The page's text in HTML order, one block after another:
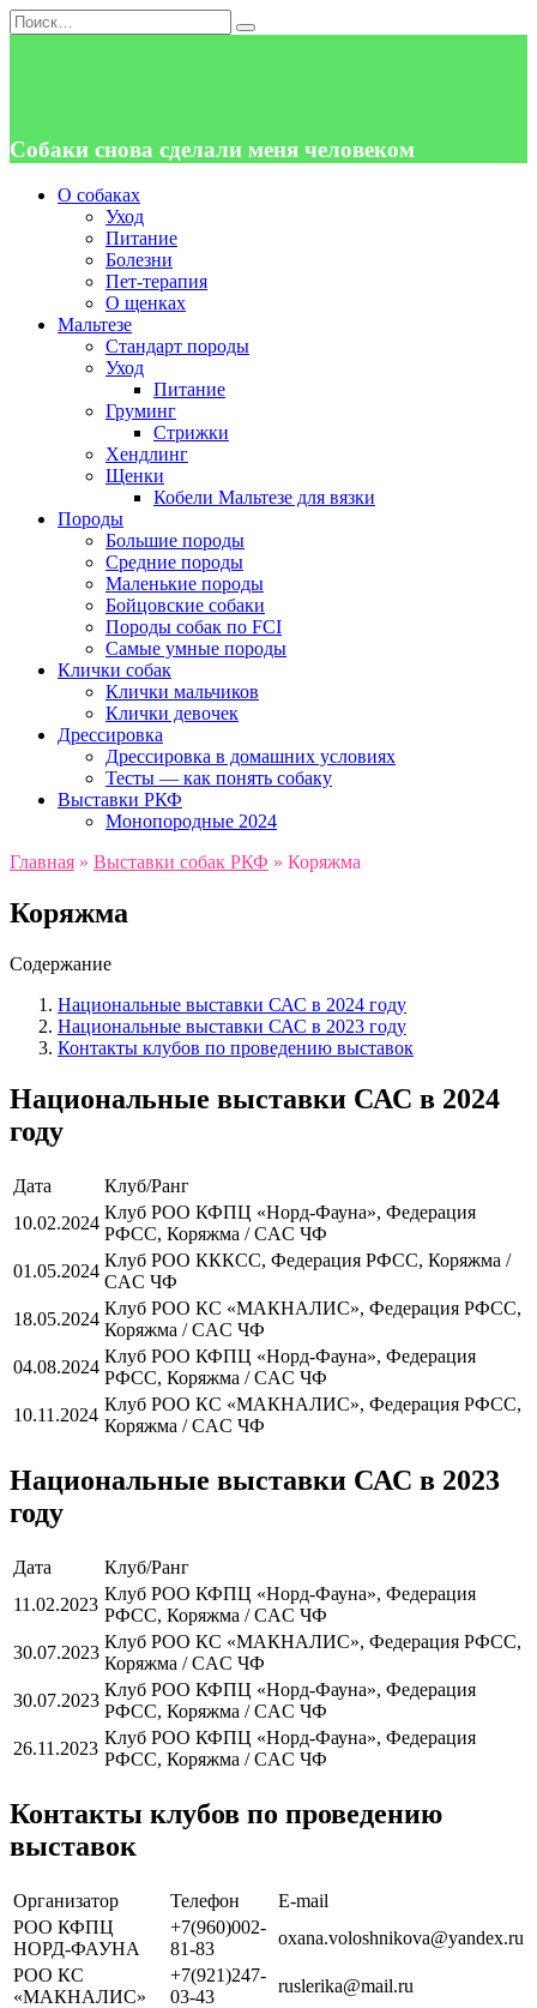
Перейти
к
Search
for:
Собаки снова сделали меня человеком
О собаках
Уход
Питание
Болезни
Пет-терапия
О щенках
Мальтезе
Стандарт породы
Уход
Питание
Груминг
Стрижки
Хендлинг
Щенки
Кобели Мальтезе для вязки
Породы
Большие породы
Средние породы
Маленькие породы
Бойцовские собаки
Породы собак по FCI
Самые умные породы
Клички собак
Клички мальчиков
Клички девочек
Дрессировка
Дрессировка в домашних условиях
Тесты — как понять собаку
Выставки РКФ
Монопородные 2024
Главная » Выставки собак РКФ » Коряжма
Коряжма
Содержание
Национальные выставки САС в 2024 году
Национальные выставки САС в 2023 году
Контакты клубов по проведению выставок
Национальные выставки САС в 2024
году
Дата
Клуб/Ранг
10.02.2024
Клуб РОО КФПЦ «Норд-Фауна», Федерация
РФСС, Коряжма / CAC ЧФ
01.05.2024
Клуб РОО КККСС, Федерация РФСС, Коряжма /
CAC ЧФ
18.05.2024
Клуб РОО КС «МАКНАЛИС», Федерация РФСС,
Коряжма / CAC ЧФ
04.08.2024
Клуб РОО КФПЦ «Норд-Фауна», Федерация
РФСС, Коряжма / CAC ЧФ
10.11.2024
Клуб РОО КС «МАКНАЛИС», Федерация РФСС,
Коряжма / CAC ЧФ
Национальные выставки САС в 2023
году
Дата
Клуб/Ранг
11.02.2023
Клуб РОО КФПЦ «Норд-Фауна», Федерация
РФСС, Коряжма / CAC ЧФ
30.07.2023
Клуб РОО КС «МАКНАЛИС», Федерация РФСС,
Коряжма / CAC ЧФ
30.07.2023
Клуб РОО КФПЦ «Норд-Фауна», Федерация
РФСС, Коряжма / CAC ЧФ
26.11.2023
Клуб РОО КФПЦ «Норд-Фауна», Федерация
РФСС, Коряжма / CAC ЧФ
Контакты клубов по проведению
выставок
Организатор Телефон
Е-mail
РОО КФПЦ
НОРД-ФАУНА
+7(960)002-
81-83
oxana.voloshnikova@yandex.ru
РОО КС
«МАКНАЛИС»
+7(921)247-
03-43
ruslerika@mail.ru